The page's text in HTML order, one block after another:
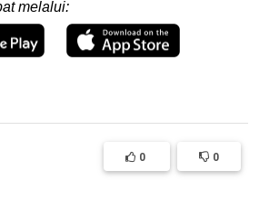
melalui:
0 0